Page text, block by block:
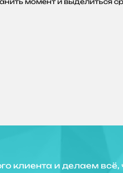
и делаем всё,